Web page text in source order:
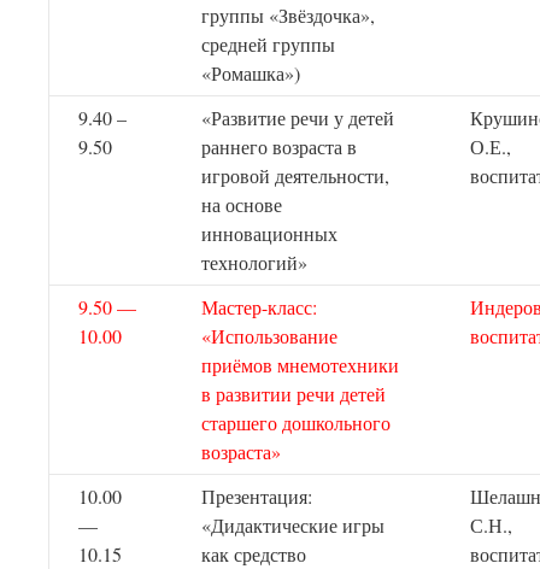
группы «Звёздочка»,
средней группы
«Ромашка»)
9.40 –
9.50
«Развитие речи у детей
раннего возраста в
игровой деятельности,
на основе
инновационных
технологий»
О.Е.,
9.50 —
10.00
Мастер-класс:
«Использование
приёмов мнемотехники
в развитии речи детей
старшего дошкольного
возраста»
10.00
—
10.15
Презентация:
«Дидактические игры
как средство
С.Н.,